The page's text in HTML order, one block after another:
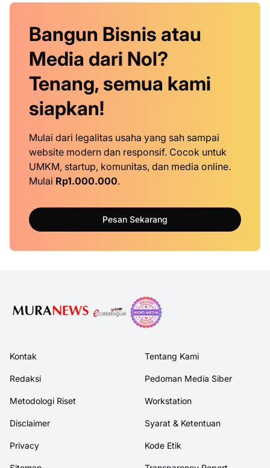
Bangun Bisnis atau
Media dari Nol?
Tenang, semua kami
siapkan!
Mulai dari legalitas usaha yang sah sampai
website modern dan responsif. Cocok untuk
UMKM, startup, komunitas, dan media online.
Mulai Rp1.000.000.
Pesan Sekarang
Kontak Tentang Kami
Redaksi Pedoman Media Siber
Metodologi Riset Workstation
Disclaimer Syarat & Ketentuan
Privacy Kode Etik